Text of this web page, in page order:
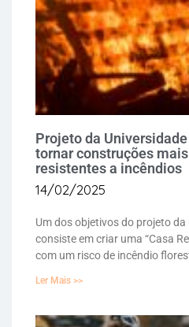
Projeto da
tornar construções
resistentes a incêndios
14/02/2025
Um dos objetivos do projeto
consiste em criar uma “Casa
com um risco de incêndio
Ler Mais >>